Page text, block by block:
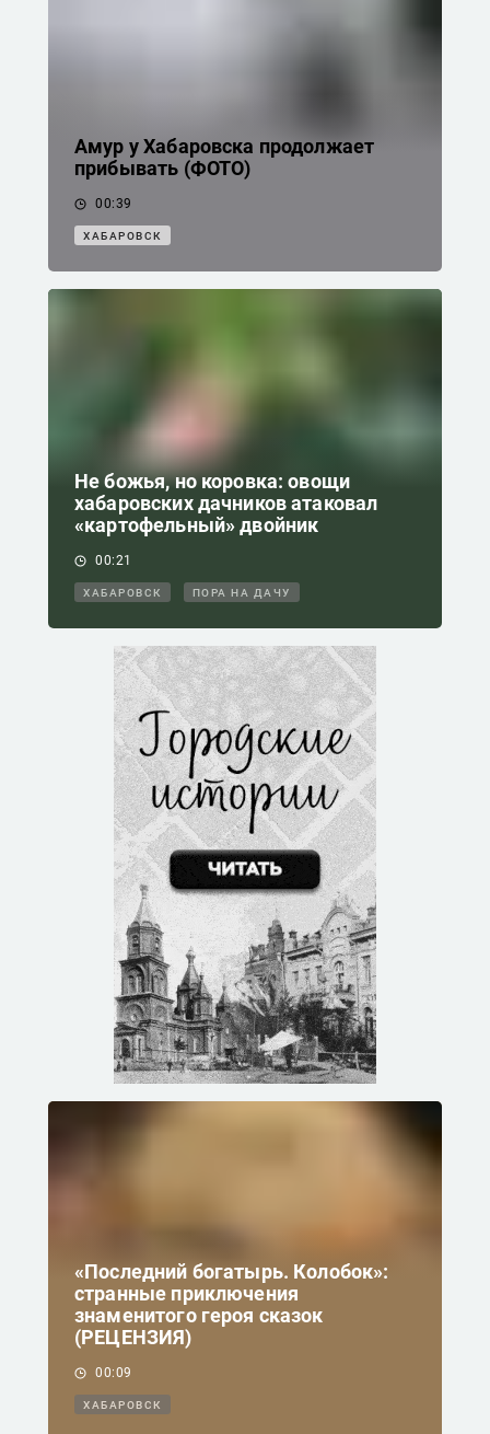
Амур у Хабаровска продолжает
прибывать (ФОТО)
00:39
ХАБАРОВСК
Не божья, но коровка: овощи
хабаровских дачников атаковал
«картофельный» двойник
00:21
ХАБАРОВСК ПОРА НА ДАЧУ
«Последний богатырь. Колобок»:
странные приключения
знаменитого героя сказок
(РЕЦЕНЗИЯ)
00:09
ХАБАРОВСК